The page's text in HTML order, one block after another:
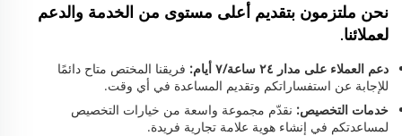
نحن ملتزمون بتقديم أعلى مستوى من الخدمة والدعم
لعملائنا.
دعم العملاء على مدار ٢٤ ساعة/٧ أيام:
فريقنا المختص متاح دائمًا
للإجابة عن استفساراتكم وتقديم المساعدة في أي وقت.
خدمات التخصيص: نقدّم مجموعة واسعة من خيارات التخصيص
لمساعدتكم في إنشاء هوية علامة تجارية فريدة.